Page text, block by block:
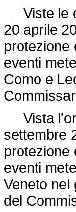
Viste le
20 aprile
protezione
eventi
Como e
Vista
settembre
protezione
eventi
Veneto nel
del